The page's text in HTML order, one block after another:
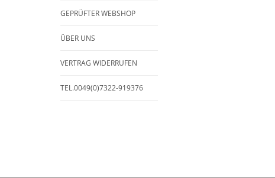
GEPRÜFTER WEBSHOP
ÜBER UNS
VERTRAG WIDERRUFEN
TEL.0049(0)7322-919376